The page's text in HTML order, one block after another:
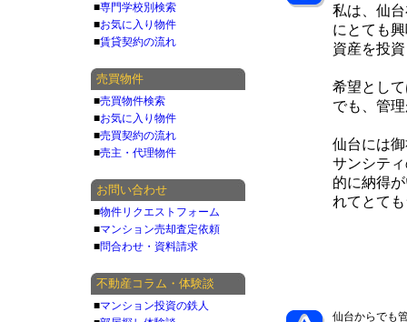
私は、仙
にとても
資産を投
希望とし
でも、管
仙台には
サンシテ
的に納得
れてとて
仙台からでも
■専門学校別検索
■お気に入り物件
■賃貸契約の流れ
売買物件
■売買物件検索
■お気に入り物件
■売買契約の流れ
■売主・代理物件
お問い合わせ
■物件リクエストフォーム
■マンション売却査定依頼
■問合わせ・資料請求
不動産コラム・体験談
■マンション投資の鉄人